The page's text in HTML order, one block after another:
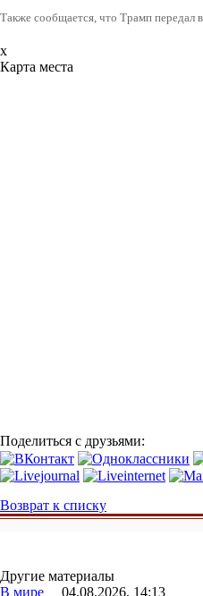
Также сообщается, что Трамп передал
x
Карта места
Поделиться с друзьями:
Возврат к списку
Другие материалы
В мире 04.08.2026, 14:13